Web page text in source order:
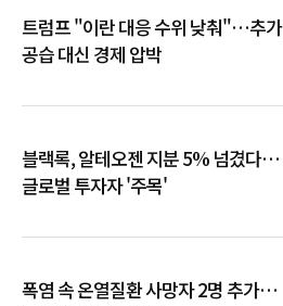
트럼프 "이란 대응 수위 낮춰"…추가
공습 대신 경제 압박
블랙록, 알테오젠 지분 5% 넘겼다…
글로벌 투자자 '주목'
폭염 속 온열질환 사망자 2명 추가…